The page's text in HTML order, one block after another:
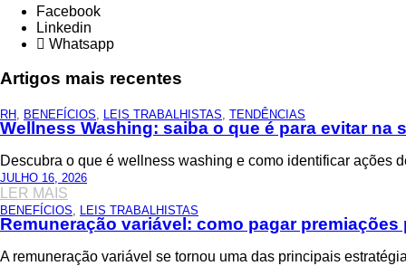
Facebook
Linkedin
Whatsapp
Artigos mais recentes
RH, BENEFÍCIOS, LEIS TRABALHISTAS, TENDÊNCIAS
Wellness Washing: saiba o que é para evitar na
Descubra o que é wellness washing e como identificar ações
JULHO 16, 2026
LER MAIS
BENEFÍCIOS, LEIS TRABALHISTAS
Remuneração variável: como pagar
A remuneração variável se tornou uma das principais